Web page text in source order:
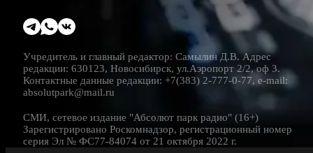
Учредитель и главный редактор: Самылин Д.В. Адрес
редакции: 630123, Новосибирск, ул.Аэропорт 2/2, оф 3.
Контактные данные редакции: +7(383) 2-777-0-77, e-mail:
absolutpark@mail.ru
СМИ, сетевое издание "Абсолют парк радио" (16+)
Зарегистрировано Роскомнадзор, регистрационный номер
серия Эл № ФС77-84074 от 21 октября 2022 г.